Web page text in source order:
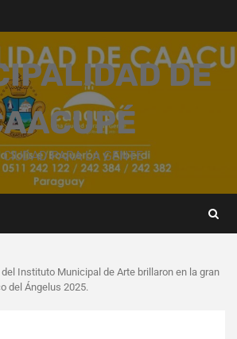
DE
PARA LA GENTE
Instituto Municipal de Arte brillaron en la gran
del Ángelus 2025.